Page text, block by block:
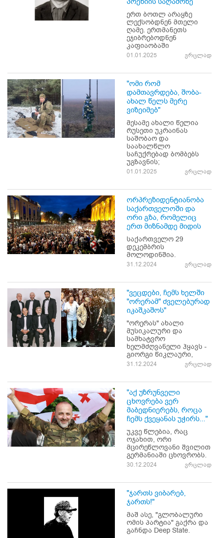
ერთ ბოთლ არაყზე
ლექსობდნენ მთელი
ღამე. ერთმანეთს
ეჯიბრებოდნენ
კაფიაობაში
01.01.2025 ვრცლად
"ომი რომ
დამთავრდება, შობა-
ახალ წელს მერე
ვიზეიმებ"
მესამე ახალი წელია
რუსეთი უკრაინას
საშობაო და
საახალწლო
საჩუქრებად ბომბებს
უგზავნის;
01.01.2025 ვრცლად
ორპრეზიდენტიანობა
საქართველოში და
ორი გზა, რომელიც
ერთ მიზნამდე მიდის
საქართველო 29
დეკემბრის
მოლოდინშია.
31.12.2024 ვრცლად
"ვეცდები, ჩემს ხელში
"ორერამ" ძველებურად
იკაშკაშოს"
"ორერას" ახალი
მუსიკალური და
სამხატვრო
ხელმძღვანელი ჰყავს -
გიორგი წიკლაური,
31.12.2024 ვრცლად
"აქ უზრუნველი
ცხოვრება ვერ
მაბედნიერებს, როცა
ჩემს ქვეყანას უჭირს..."
უკვე წლებია, რაც
ოჯახით, ორი
მცირეწლოვანი შვილით
გერმანიაში ცხოვრობს.
30.12.2024 ვრცლად
"ჯართს ვიბარებ,
ჯართს!"
მაშ ასე, "გლობალური
ომის პარტია" გაქრა და
გაჩნდა Deep State.